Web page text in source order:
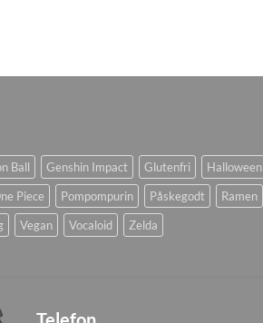
Ball Genshin Impact Glutenfri Halloween
Piece Pompompurin Påskegodt Ramen
Vegan Vocaloid Zelda